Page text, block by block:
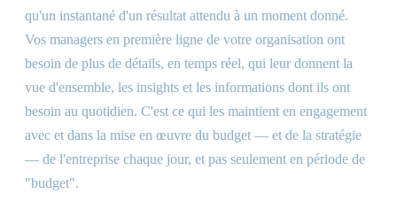
qu'un instantané d'un résultat attendu à un moment donné.
Vos managers en première ligne de votre organisation ont
besoin de plus de détails, en temps réel, qui leur donnent la
vue d'ensemble, les insights et les informations dont ils ont
besoin au quotidien. C'est ce qui les maintient en engagement
avec et dans la mise en œuvre du budget — et de la stratégie
— de l'entreprise chaque jour, et pas seulement en période de
"budget".